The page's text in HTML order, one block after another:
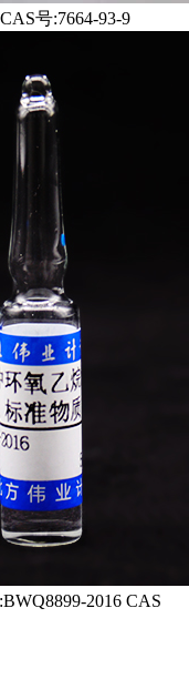
号:7664-93-9
2016 CAS